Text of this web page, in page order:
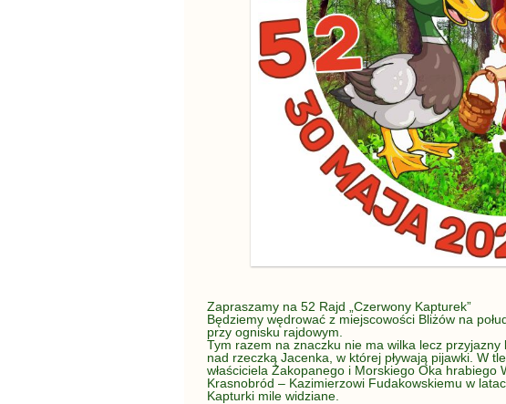
Zapraszamy na 52 Rajd „Czerwony Kapturek”
Będziemy wędrować z miejscowości Bliżów na
przy ognisku rajdowym.
Tym razem na znaczku nie ma wilka lecz
nad rzeczką Jacenka, w której pływają pijawki. W
właściciela Zakopanego i Morskiego Oka hrabiego
Krasnobród – Kazimierzowi Fudakowskiemu w
Kapturki mile widziane.